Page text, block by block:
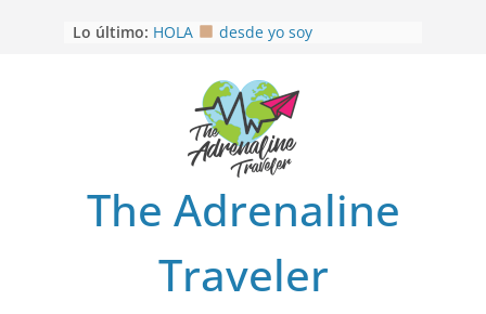
Lo último: OTRA PERSPECTIVA de RÍO EL
Aprovechando que Wen tenía que
EL SENDERO DEL CACAO: Excelente
opción
HOSPEDAJE AL NATURALSHH !!
The Adrenaline
Traveler